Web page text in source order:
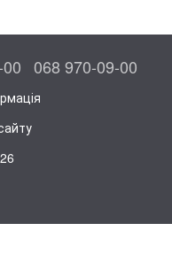
068 970-09-00